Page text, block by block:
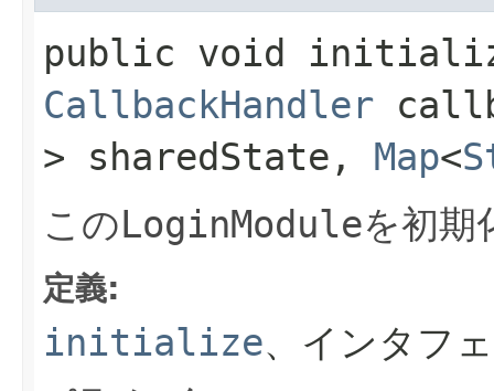
public void
CallbackHandler
> sharedState, Map<
このLoginModuleを初期
定義:
initialize、インタフ